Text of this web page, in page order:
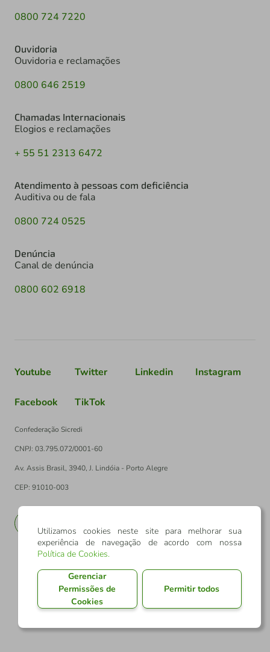
0800 724 7220
Ouvidoria
Ouvidoria e reclamações
0800 646 2519
Chamadas Internacionais
Elogios e reclamações
+ 55 51 2313 6472
Atendimento à pessoas com deficiência
Auditiva ou de fala
0800 724 0525
Denúncia
Canal de denúncia
0800 602 6918
Youtube Twitter Linkedin Instagram
Facebook TikTok
Confederação Sicredi
CNPJ: 03.795.072/0001-60
Av. Assis Brasil, 3940, J. Lindóia - Porto Alegre
CEP: 91010-003
Utilizamos cookies neste site para melhorar sua
experiência de navegação de acordo com nossa
Política de Cookies.
Gerenciar
Permissões de
Cookies
Permitir todos